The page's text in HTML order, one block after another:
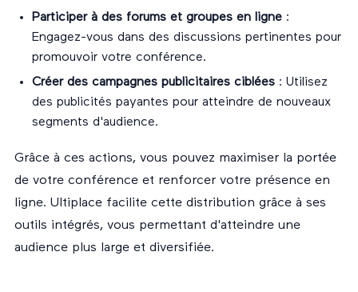
Participer à des forums et groupes en ligne :
Engagez-vous dans des discussions pertinentes pour
promouvoir votre conférence.
Créer des campagnes publicitaires ciblées : Utilisez
des publicités payantes pour atteindre de nouveaux
segments d'audience.
Grâce à ces actions, vous pouvez maximiser la portée
de votre conférence et renforcer votre présence en
ligne. Ultiplace facilite cette distribution grâce à ses
outils intégrés, vous permettant d'atteindre une
audience plus large et diversifiée.